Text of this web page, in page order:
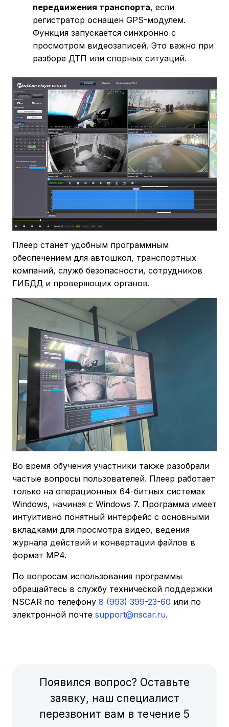
передвижения транспорта, если
регистратор оснащен GPS-модулем.
Функция запускается синхронно с
просмотром видеозаписей. Это важно при
разборе ДТП или спорных ситуаций.
Плеер станет удобным программным
обеспечением для автошкол, транспортных
компаний, служб безопасности, сотрудников
ГИБДД и проверяющих органов.
Во время обучения участники также разобрали
частые вопросы пользователей. Плеер работает
только на операционных 64-битных системах
Windows, начиная с Windows 7. Программа имеет
интуитивно понятный интерфейс с основными
вкладками для просмотра видео, ведения
журнала действий и конвертации файлов в
формат MP4.
По вопросам использования программы
обращайтесь в службу технической поддержки
NSCAR по телефону 8 (993) 399-23-60 или по
электронной почте support@nscar.ru.
Появился вопрос? Оставьте
заявку, наш специалист
перезвонит вам в течение 5